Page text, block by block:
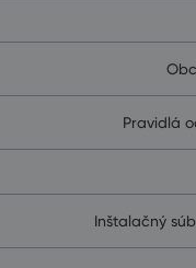
Pravidlá
Inštalačný